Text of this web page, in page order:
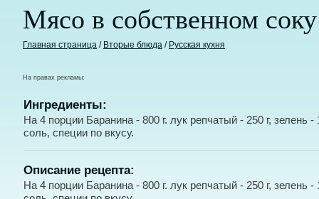
Мясо в собственном
Главная страница / Вторые блюда / Русская кухня
На правах рекламы:
Ингредиенты:
На 4 порции Баранина - 800 г. лук репчатый - 250 г, зелень -
соль, специи по вкусу.
Описание рецепта:
На 4 порции Баранина - 800 г. лук репчатый - 250 г, зелень -